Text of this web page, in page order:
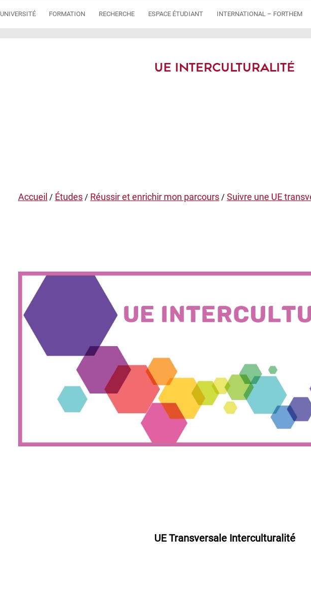
UNIVERSITÉ FORMATION RECHERCHE ESPACE ÉTUDIANT INTERNATIONAL – FORTHEM
UE INTERCULTURALITÉ
Accueil / Études/ Réussir et enrichir mon parcours/ Suivre une UE
UE Transversale Interculturalité